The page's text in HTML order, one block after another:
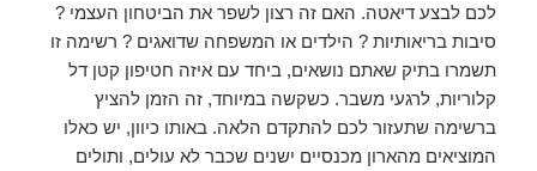
לכם לבצע דיאטה. האם זה רצון לשפר את הביטחון העצמי ?
סיבות בריאותיות ? הילדים או המשפחה שדואגים ? רשימה זו
תשמרו בתיק שאתם נושאים, ביחד עם איזה חטיפון קטן דל
קלוריות, לרגעי משבר. כשקשה במיוחד, זה הזמן להציץ
ברשימה שתעזור לכם להתקדם הלאה. באותו כיוון, יש כאלו
המוציאים מהארון מכנסיים ישנים שכבר לא עולים, ותולים